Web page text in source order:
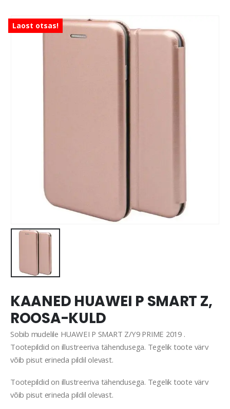
Laost otsas!
KAANED HUAWEI P SMART Z,
ROOSA-KULD
Sobib mudelile HUAWEI P SMART Z/Y9 PRIME 2019 .
Tootepildid on illustreeriva tähendusega. Tegelik toote värv
võib pisut erineda pildil olevast.
Tootepildid on illustreeriva tähendusega. Tegelik toote värv
võib pisut erineda pildil olevast.